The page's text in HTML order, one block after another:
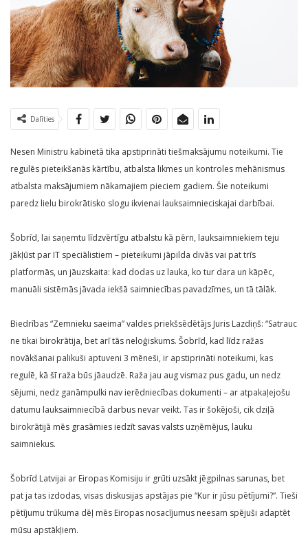
Dalīties
Nesen Ministru kabinetā tika apstiprināti tiešmaksājumu noteikumi. Tie
regulēs pieteikšanās kārtību, atbalsta likmes un kontroles mehānismus
atbalsta maksājumiem nākamajiem pieciem gadiem. Šie noteikumi
paredz lielu birokrātisko slogu ikvienai lauksaimnieciskajai darbībai.
Šobrīd, lai saņemtu līdzvērtīgu atbalstu kā pērn, lauksaimniekiem teju
jākļūst par IT speciālistiem – pieteikumi jāpilda divās vai pat trīs
platformās, un jāuzskaita: kad dodas uz lauka, ko tur dara un kāpēc,
manuāli sistēmās jāvada iekšā saimniecības pavadzīmes, un tā tālāk.
Biedrības “Zemnieku saeima” valdes priekšsēdētājs Juris Lazdiņš: “Satrauc
ne tikai birokrātija, bet arī tās neloģiskums. Šobrīd, kad līdz ražas
novākšanai palikuši aptuveni 3 mēneši, ir apstiprināti noteikumi, kas
regulē, kā šī raža būs jāaudzē. Raža jau aug vismaz pus gadu, un nedz
sējumi, nedz ganāmpulki nav ierēdniecības dokumenti – ar atpakaļejošu
datumu lauksaimniecībā darbus nevar veikt. Tas ir šokējoši, cik dziļā
birokrātijā mēs grasāmies iedzīt savas valsts uzņēmējus, lauku
saimniekus.
Šobrīd Latvijai ar Eiropas Komisiju ir grūti uzsākt jēgpilnas sarunas, bet
pat ja tas izdodas, visas diskusijas apstājas pie “Kur ir jūsu pētījumi?”. Tieši
pētījumu trūkuma dēļ mēs Eiropas nosacījumus neesam spējuši adaptēt
mūsu apstākļiem.